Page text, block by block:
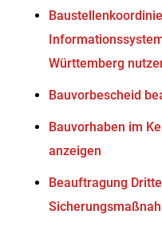
Württemberg
Bauvorbescheid
Bauvorhaben im
anzeigen
Beauftragung